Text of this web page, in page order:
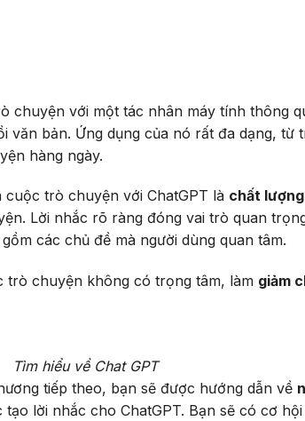
chuyện với một tác nhân máy tính thông
văn bản. Ứng dụng của nó rất đa dạng, từ
hàng ngày.
trò chuyện với ChatGPT là chất
Lời nhắc rõ ràng đóng vai trò quan
các chủ đề mà người dùng quan tâm.
trò chuyện không có trọng tâm, làm giảm
Tìm hiểu về Chat GPT
tiếp theo, bạn sẽ được hướng dẫn về
tạo lời nhắc cho ChatGPT. Bạn sẽ có cơ